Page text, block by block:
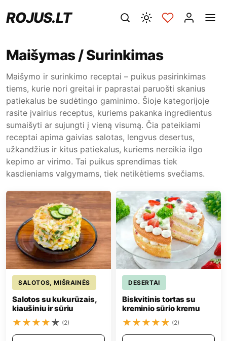
ROJUS.LT
Maišymas / Surinkimas
Maišymo ir surinkimo receptai – puikus pasirinkimas
tiems, kurie nori greitai ir paprastai paruošti skanius
patiekalus be sudėtingo gaminimo. Šioje kategorijoje
rasite įvairius receptus, kuriems pakanka ingredientus
sumaišyti ar sujungti į vieną visumą. Čia pateikiami
receptai apima gaivias salotas, lengvus desertus,
užkandžius ir kitus patiekalus, kuriems nereikia ilgo
kepimo ar virimo. Tai puikus sprendimas tiek
kasdieniams valgymams, tiek netikėtiems svečiams.
SALOTOS, MIŠRAINĖS
Salotos su kukurūzais,
kiaušiniu ir sūriu
★★★★★ (2)
DESERTAI
Biskvitinis tortas su
kreminio sūrio kremu
★★★★★ (2)